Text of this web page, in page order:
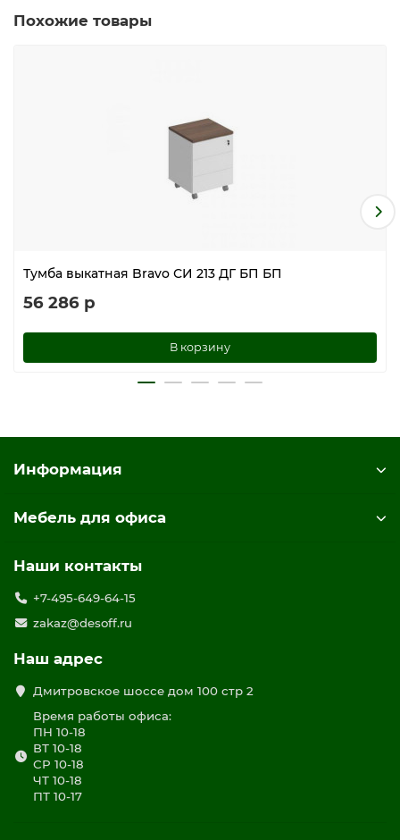
Похожие товары
Тумба выкатная Bravo СИ 213 ДГ БП БП
56 286 р
В корзину
Информация
Мебель для офиса
Наши контакты
+7-495-649-64-15
zakaz@desoff.ru
Наш адрес
Дмитровское шоссе дом 100 стр 2
Время работы офиса:
ПН 10-18
ВТ 10-18
СР 10-18
ЧТ 10-18
ПТ 10-17